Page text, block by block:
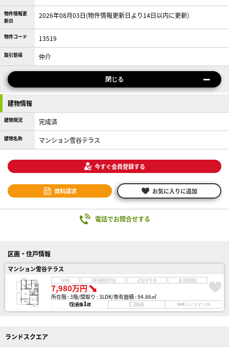
物件情報更
新日
2026年08月03日(物件情報更新日より14日以内に更新)
物件コード 13519
取引態様 仲介
閉じる
建物情報
建物現況 完成済
建物名称 マンション雪谷テラス
今すぐ会員登録する
資料請求 お気に入りに追加
電話でお問合せする
区画・住戸情報
マンション雪谷テラス
NEW 現地見学会 おすすめ 会員限定
7,980万円
所在階 : 3階 間取り : 3LDK 専有面積 : 94.86㎡
画像1枚 動画 パノラマ / VR
ランドスクエア